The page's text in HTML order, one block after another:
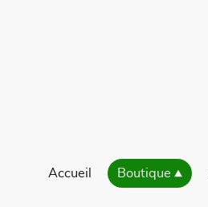
Accueil Boutique